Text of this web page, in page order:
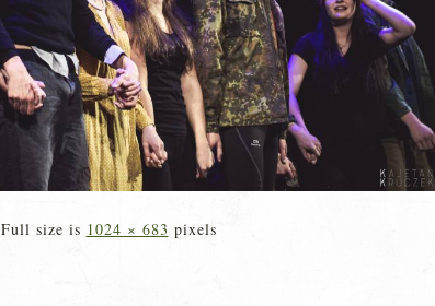
Full size is 1024 × 683 pixels